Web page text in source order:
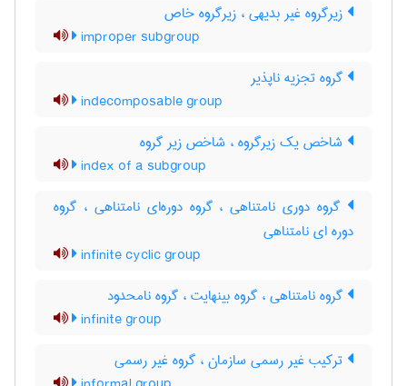
زیرگروه غیر بدیهی ، زیرگروه خاص
improper subgroup
گروه تجزیه ناپذیر
indecomposable group
شاخص یک زیرگروه ، شاخص زیر گروه
index of a subgroup
گروه دوری نامتناهی ، گروه دوره‌ای نامتناهی ، گروه
دوره ای نامتناهی
infinite cyclic group
گروه نامتناهی ، گروه بینهایت ، گروه نامحدود
infinite group
ترکیب غیر رسمی سازمان ، گروه غیر رسمی